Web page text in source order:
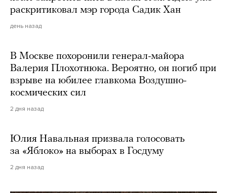
раскритиковал мэр города Садик Хан
день назад
В Москве похоронили генерал-майора
Валерия Плохотнюка. Вероятно, он погиб при
взрыве на юбилее главкома Воздушно-
космических сил
2 дня назад
Юлия Навальная призвала голосовать
за «Яблоко» на выборах в Госдуму
2 дня назад